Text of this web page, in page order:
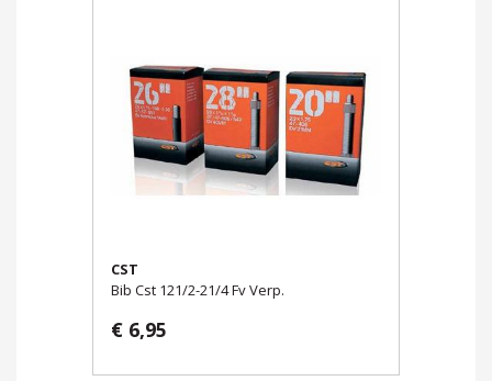
CST
Bib Cst 121/2-21/4 Fv Verp.
€ 6,95